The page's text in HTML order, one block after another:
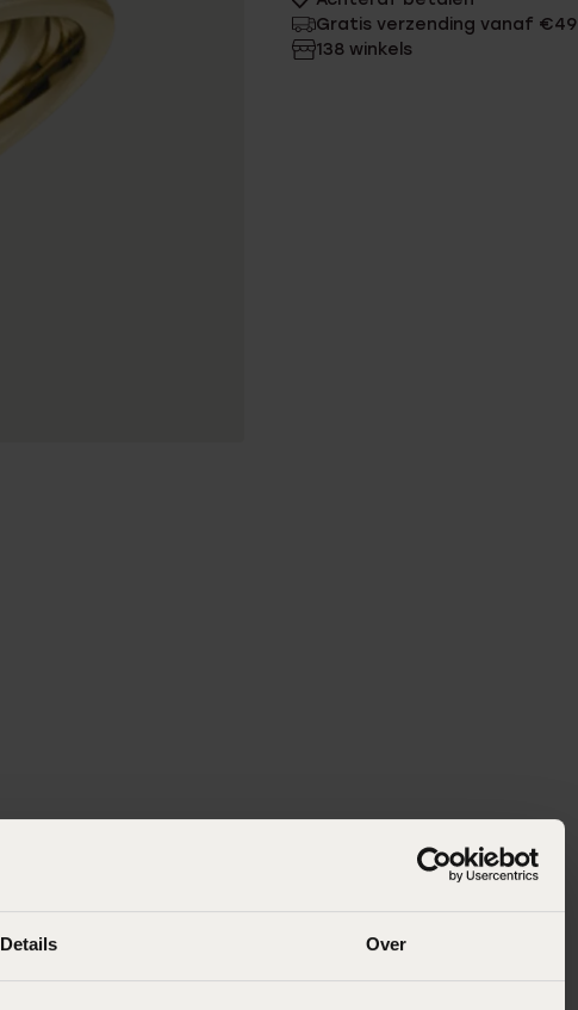
Details Over
Gratis verzending vanaf €49
138 winkels